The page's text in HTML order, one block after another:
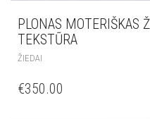
PLONAS MOTERIŠKAS
TEKSTŪRA
ŽIEDAI
€350.00